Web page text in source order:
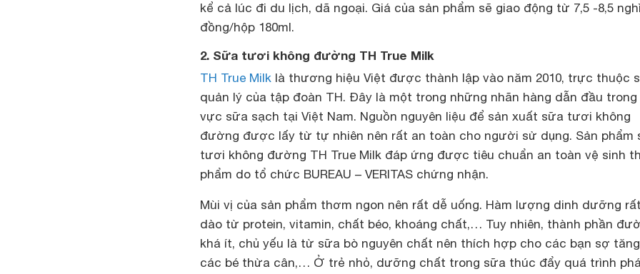
kể cả lúc đi du lịch, dã ngoại. Giá của sản phẩm sẽ giao động từ 7,5 -8,5
đồng/hộp 180ml.
2. Sữa tươi không đường TH True Milk
TH True Milk là thương hiệu Việt được thành lập vào năm 2010, trực thuộc
quản lý của tập đoàn TH. Đây là một trong những nhãn hàng dẫn đầu trong
vực sữa sạch tại Việt Nam. Nguồn nguyên liệu để sản xuất sữa tươi không
đường được lấy từ tự nhiên nên rất an toàn cho người sử dụng. Sản phẩm
tươi không đường TH True Milk đáp ứng được tiêu chuẩn an toàn vệ sinh
phẩm do tổ chức BUREAU – VERITAS chứng nhận.
Mùi vị của sản phẩm thơm ngon nên rất dễ uống. Hàm lượng dinh dưỡng
dào từ protein, vitamin, chất béo, khoáng chất,… Tuy nhiên, thành phần
khá ít, chủ yếu là từ sữa bò nguyên chất nên thích hợp cho các bạn sợ
các bé thừa cân,… Ở trẻ nhỏ, dưỡng chất trong sữa thúc đẩy quá trình